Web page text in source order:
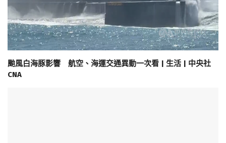
颱風白海豚影響 航空、海運交通異動一次看 | 生活 | 中央社
CNA